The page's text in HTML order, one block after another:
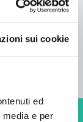
sui cookie
ed
e per